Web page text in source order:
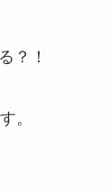
？！
。